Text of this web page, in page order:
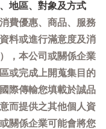
地區、對象及方式
費優惠、商品、服務
料或進行滿意度及消
，本公司或關係企業
或完成上開蒐集目的
際傳輸您填載於誠品
而提供之其他個人資
關係企業可能會將您